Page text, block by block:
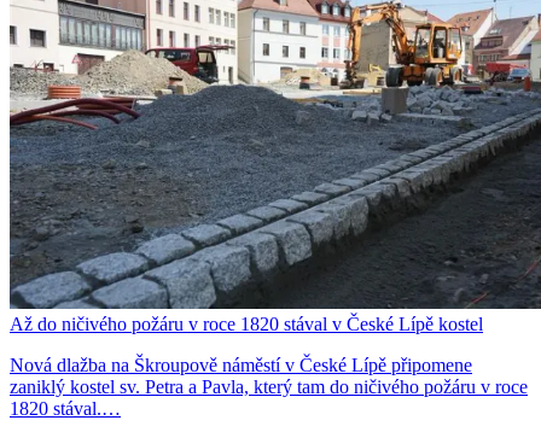
Až do ničivého požáru v roce 1820 stával v České Lípě kostel
Nová dlažba na Škroupově náměstí v České Lípě připomene
zaniklý kostel sv. Petra a Pavla, který tam do ničivého požáru v roce
1820 stával.…